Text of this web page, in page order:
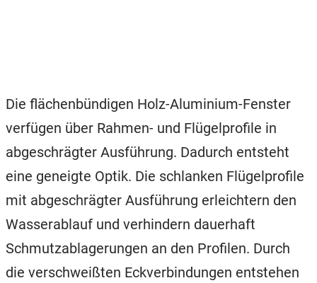
Die flächenbündigen Holz-Aluminium-Fenster
verfügen über Rahmen- und Flügelprofile in
abgeschrägter Ausführung. Dadurch entsteht
eine geneigte Optik. Die schlanken Flügelprofile
mit abgeschrägter Ausführung erleichtern den
Wasserablauf und verhindern dauerhaft
Schmutzablagerungen an den Profilen. Durch
die verschweißten Eckverbindungen entstehen